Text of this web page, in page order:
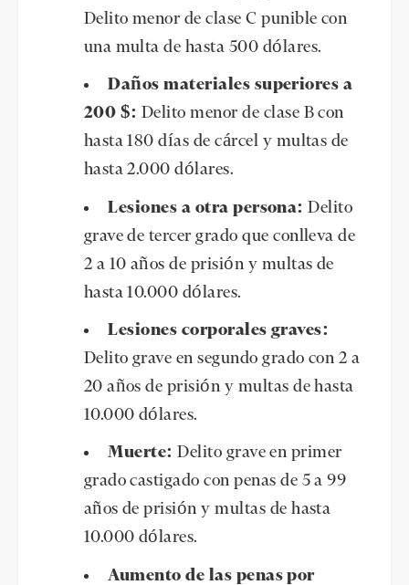
Delito menor de clase C punible con
una multa de hasta 500 dólares.
Daños materiales superiores a
200 $: Delito menor de clase B con
hasta 180 días de cárcel y multas de
hasta 2.000 dólares.
Lesiones a otra persona:
Delito
grave de tercer grado que conlleva de
2 a 10 años de prisión y multas de
hasta 10.000 dólares.
Lesiones corporales graves:
Delito grave en segundo grado con 2 a
20 años de prisión y multas de hasta
10.000 dólares.
Muerte: Delito grave en primer
grado castigado con penas de 5 a 99
años de prisión y multas de hasta
10.000 dólares.
Aumento de las penas por